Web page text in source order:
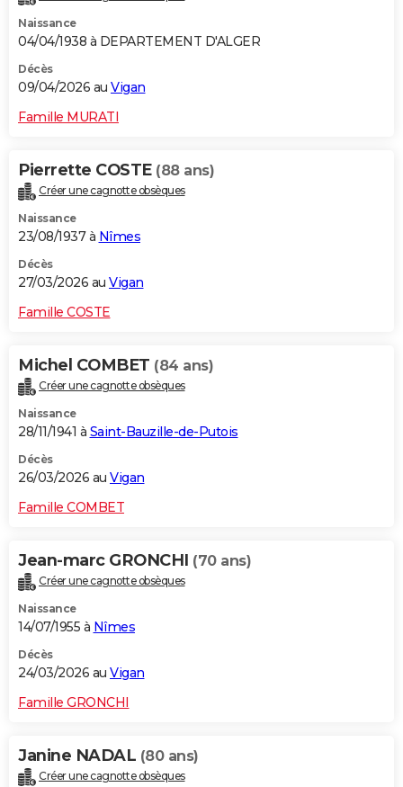
Naissance
04/04/1938 à DEPARTEMENT D'ALGER
Décès
09/04/2026 au Vigan
Famille MURATI
Pierrette COSTE (88 ans)
Créer une cagnotte obsèques
Naissance
23/08/1937 à Nîmes
Décès
27/03/2026 au Vigan
Famille COSTE
Michel COMBET (84 ans)
Créer une cagnotte obsèques
Naissance
28/11/1941 à Saint-Bauzille-de-Putois
Décès
26/03/2026 au Vigan
Famille COMBET
Jean-marc GRONCHI (70 ans)
Créer une cagnotte obsèques
Naissance
14/07/1955 à Nîmes
Décès
24/03/2026 au Vigan
Famille GRONCHI
Janine NADAL (80 ans)
Créer une cagnotte obsèques